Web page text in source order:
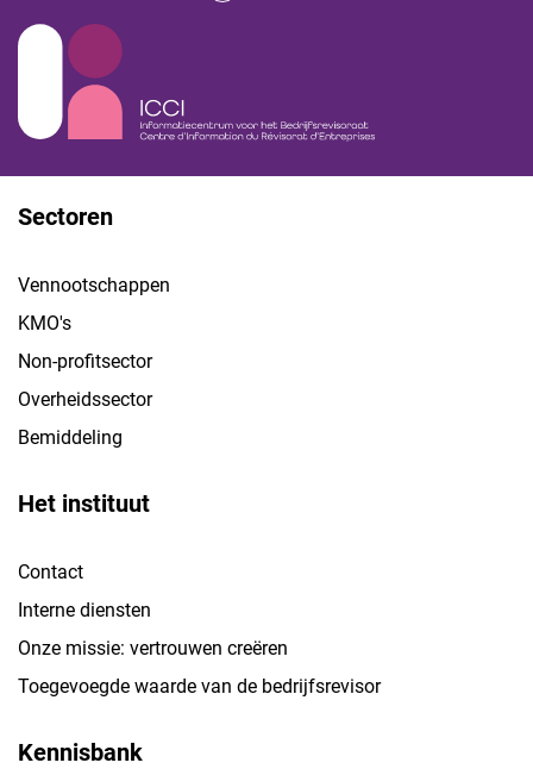
Sectoren
Vennootschappen
KMO's
Non-profitsector
Overheidssector
Bemiddeling
Het instituut
Contact
Interne diensten
Onze missie: vertrouwen creëren
Toegevoegde waarde van de bedrijfsrevisor
Kennisbank